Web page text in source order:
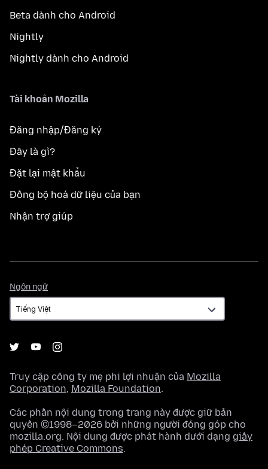
Beta dành cho Android
Nightly
Nightly dành cho Android
Tài khoản Mozilla
Đăng nhập/Đăng ký
Đây là gì?
Đặt lại mật khẩu
Đồng bộ hoá dữ liệu của bạn
Nhận trợ giúp
Ngôn ngữ
ngữ
Truy cập công ty mẹ phi lợi nhuận của Mozilla
Corporation, Mozilla Foundation.
Các phần nội dung trong trang này được giữ bản
quyền ©1998–2026 bởi những người đóng góp cho
mozilla.org. Nội dung được phát hành dưới dạng giấy
phép Creative Commons.